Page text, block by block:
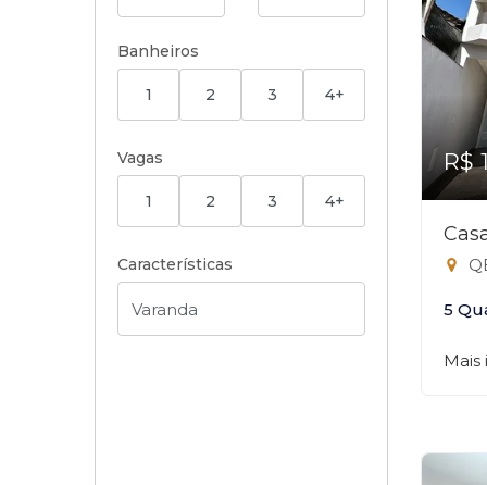
Banheiros
1 2 3 4+
Vagas
1 2 3 4+
Características
R$
5
Mais